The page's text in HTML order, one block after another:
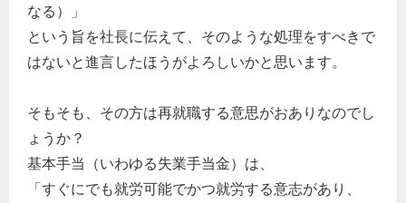
なる）」
という旨を社長に伝えて、そのような処理をすべきで
はないと進言したほうがよろしいかと思います。
そもそも、その方は再就職する意思がおありなのでし
ょうか？
基本手当（いわゆる失業手当金）は、
「すぐにでも就労可能でかつ就労する意志があり、